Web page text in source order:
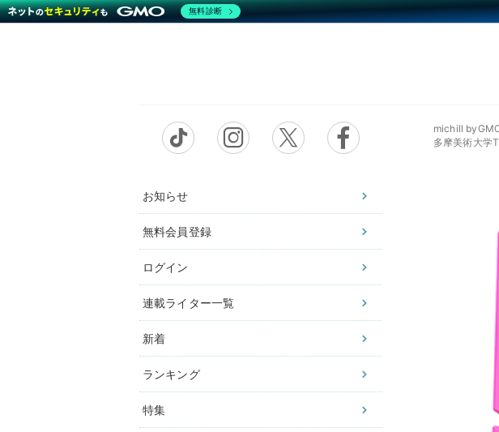
お知らせ
無料会員登録
ログイン
連載ライター一覧
新着
ランキング
特集
michill
多摩美術⼤学
無料診断